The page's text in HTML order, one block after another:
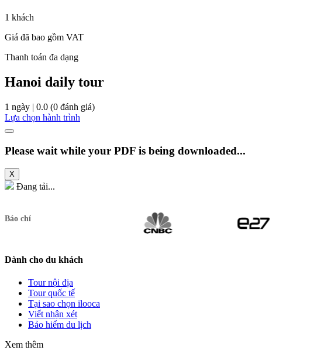
1 khách
Giá đã bao gồm VAT
Thanh toán đa dạng
Hanoi daily tour
1 ngày | 0.0 (0 đánh giá)
Lựa chọn hành trình
Please wait while your PDF is being downloaded...
X
Đang tải...
Báo chí
Dành cho du khách
Tour nội địa
Tour quốc tế
Tại sao chọn ilooca
Viết nhận xét
Bảo hiểm du lịch
Xem thêm